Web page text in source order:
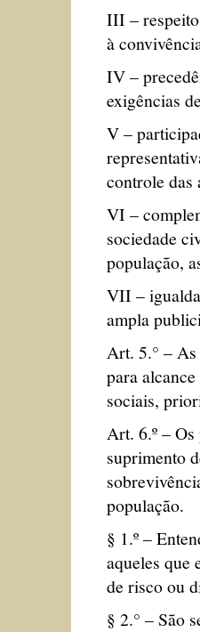
III –
à
IV –
exigências
V –
controle das
VI –
sociedade
população,
VII –
ampla
Art. 5.° – As
para
sociais,
Art. 6.º –
suprimento
população.
§ 1.º –
aqueles que
de risco ou
§ 2.° – São